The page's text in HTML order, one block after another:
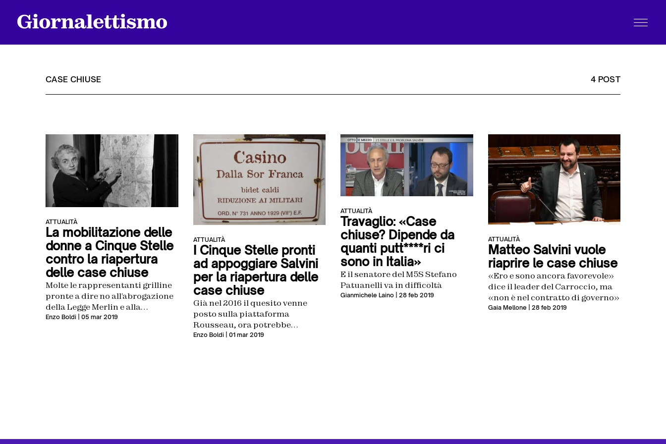
Chi siamo
Contatti
CASE CHIUSE 4 POST
ATTUALITÀ
La mobilitazione delle
donne a Cinque Stelle
contro la riapertura
delle case chiuse
Molte le rappresentanti grilline
pronte a dire no all’abrogazione
della Legge Merlin e alla
proposta della Lega
Enzo Boldi | 05 mar 2019
ATTUALITÀ
I Cinque Stelle pronti
ad appoggiare Salvini
per la riapertura delle
case chiuse
Già nel 2016 il quesito venne
posto sulla piattaforma
Rousseau, ora potrebbe
ripetersi il copione
Enzo Boldi| 01 mar 2019
ATTUALITÀ
Travaglio: «Case
chiuse? Dipende da
quanti putt****ri ci
sono in Italia»
E il senatore del M5S Stefano
Patuanelli va in difficoltà
Gianmichele Laino | 28 feb 2019
ATTUALITÀ
Matteo Salvini vuole
riaprire le case chiuse
«Ero e sono ancora favorevole»
dice il leader del Carroccio, ma
«non è nel contratto di governo»
Gaia Mellone | 28 feb 2019